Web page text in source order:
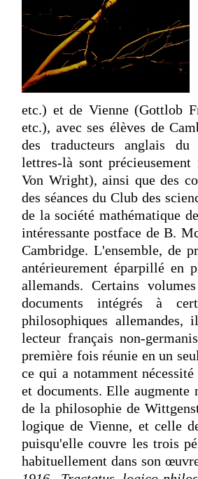
etc.) et de Vienne (Gottlob
etc.), avec ses élèves de
des traducteurs anglais
lettres-là sont
Von Wright), ainsi que des
des séances du Club des
de la société mathématique
intéressante postface de B.
Cambridge. L'ensemble, de
antérieurement éparpillé en
allemands. Certains
documents intégrés à
philosophiques
lecteur français non-
première fois réunie en un
ce qui a notamment
et documents. Elle augmente
de la philosophie de
logique de Vienne, et celle
puisqu'elle couvre les trois
habituellement dans son